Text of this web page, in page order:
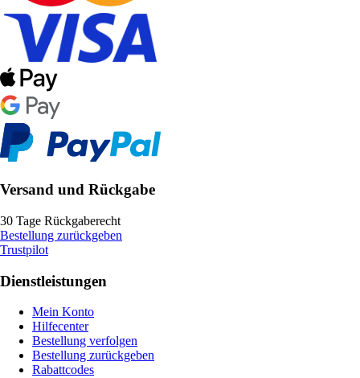
Versand und Rückgabe
30 Tage Rückgaberecht
Bestellung zurückgeben
Trustpilot
Dienstleistungen
Mein Konto
Hilfecenter
Bestellung verfolgen
Bestellung zurückgeben
Rabattcodes